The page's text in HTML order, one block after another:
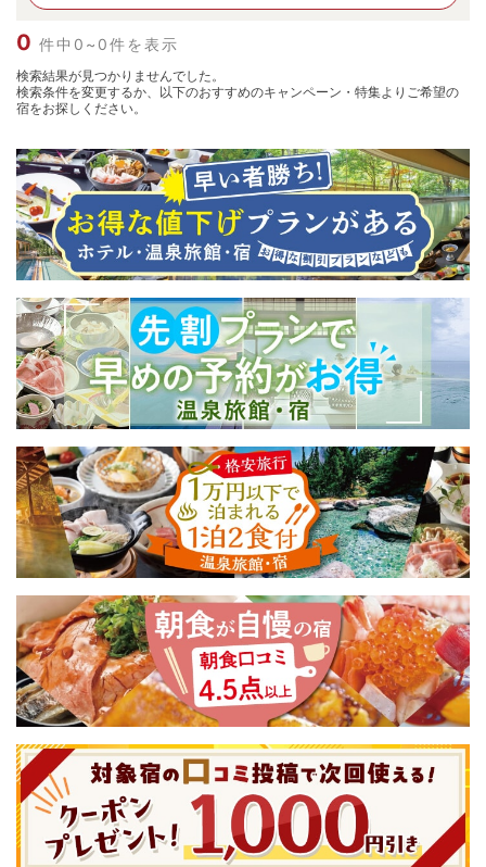
0 件中0~0件を表示
検索結果が見つかりませんでした。
検索条件を変更するか、以下のおすすめのキャンペーン・特集よりご希望の
宿をお探しください。